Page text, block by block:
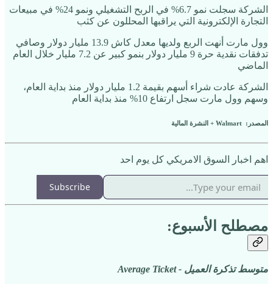
الشركة سجلت نمو 6.7% في الربح التشغيلي ونمو 24% في مبيعات
التجارة الإلكترونية التي يراقبها المحللون عن كثب
وول مارت أنهت الربع ولديها معدل كاش 13.9 مليار دولار وصافي
تدفقات نقدية حرة 9 مليار دولار بنمو كبير عن 7.2 مليار خلال العام
الماضي
الشركة عادت شراء أسهم بقيمة 1.2 مليار دولار منذ بداية العام،
وسهم وول مارت سجل ارتفاع 10% منذ بداية العام
المصدر: Walmart + النشرة المالية
اهم اخبار السوق الامريكي كل يوم احد
Subscribe
مصطلح الأسبوع:
متوسط تذكرة العميل - Average Ticket